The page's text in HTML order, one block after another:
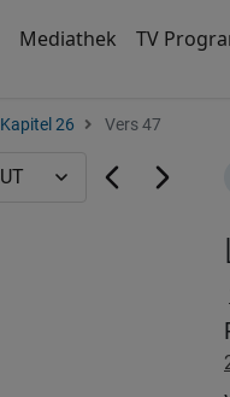
Mediathek TV
Kapitel 26 Vers 47